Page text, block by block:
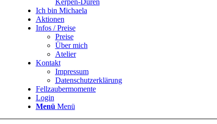
Kerpen-Düren
Ich bin Michaela
Aktionen
Infos / Preise
Preise
Über mich
Atelier
Kontakt
Impressum
Datenschutzerklärung
Fellzaubermomente
Login
Menü Menü